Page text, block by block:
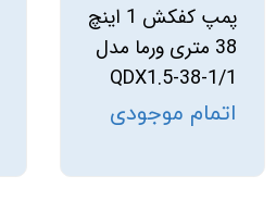
پمپ کفکش 1 اینچ
38 متری ورما مدل
QDX1.5-38-1/1
اتمام موجودی